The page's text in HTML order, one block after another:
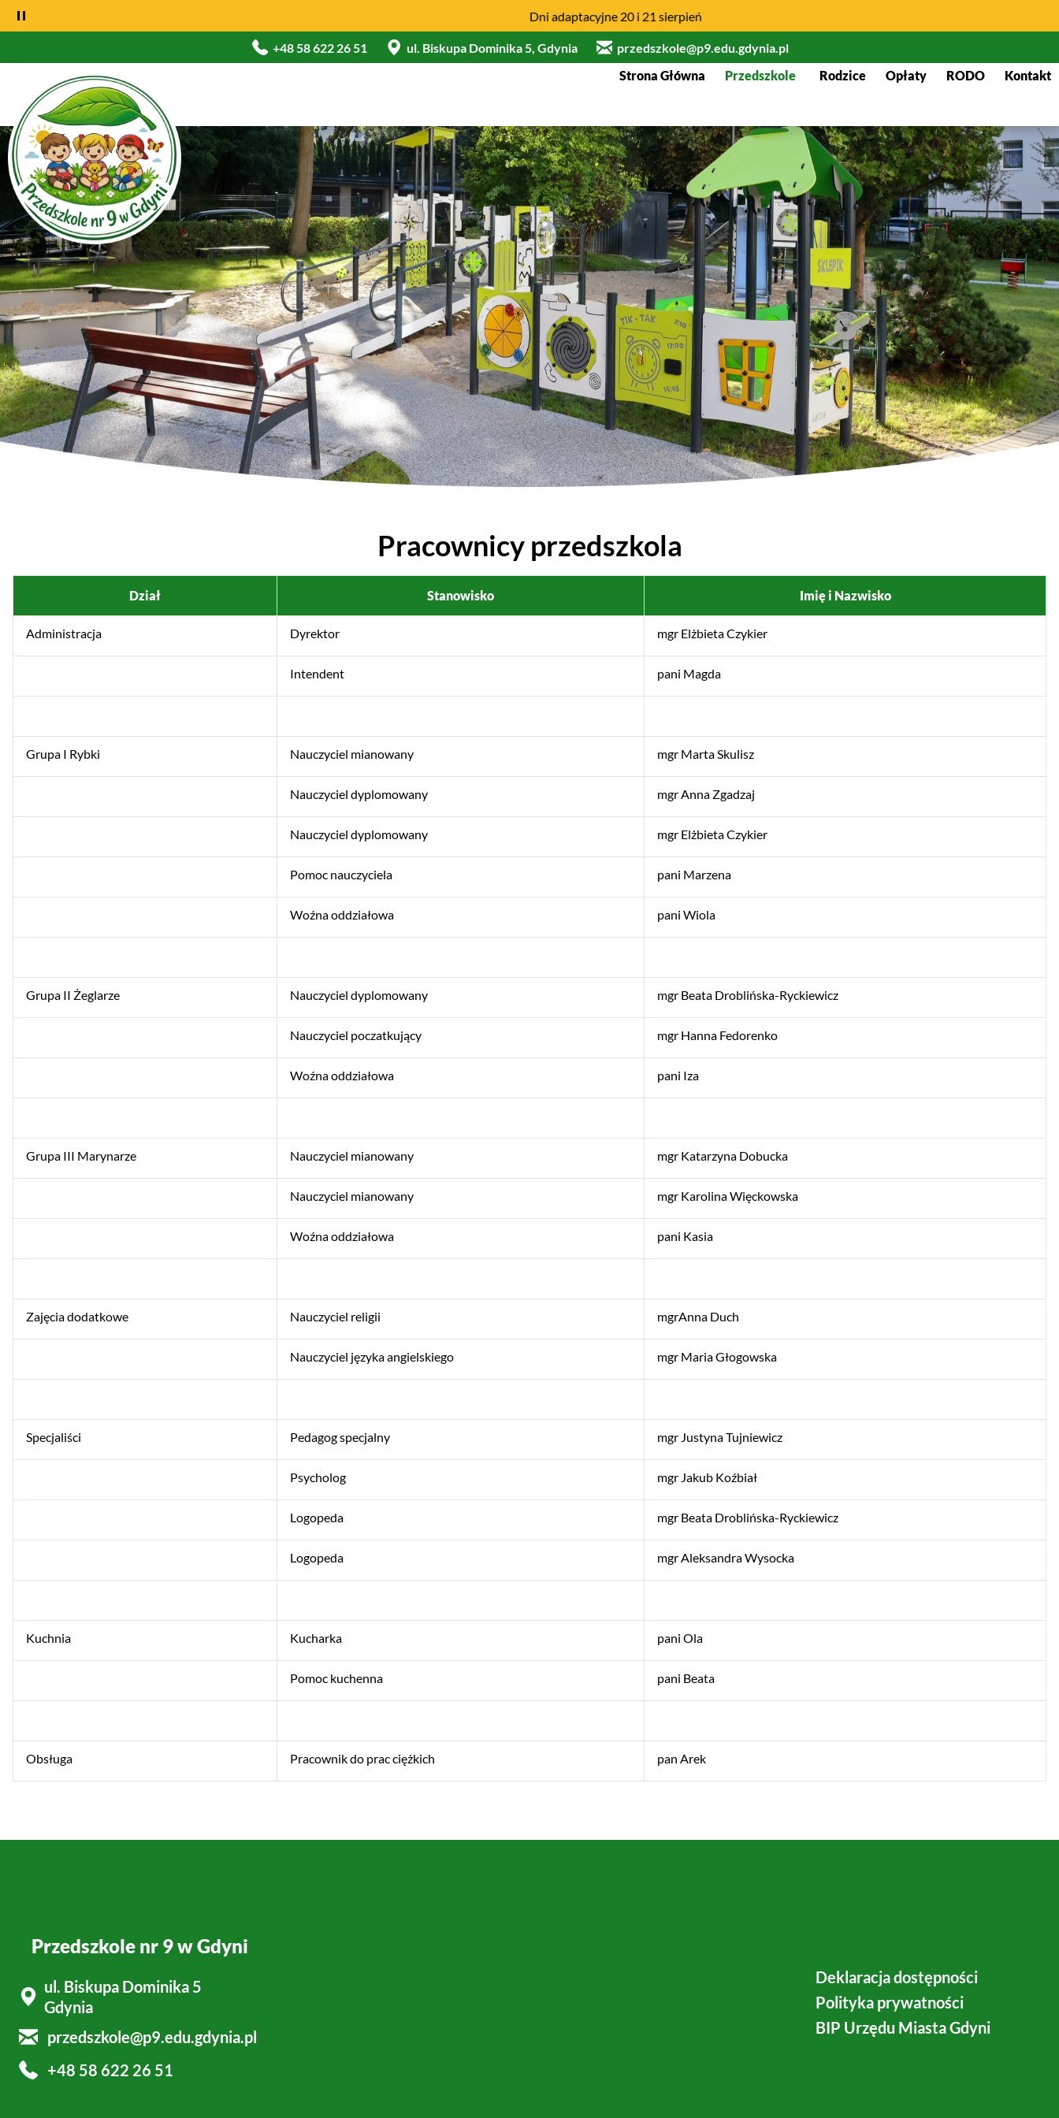
Dni adaptacyjne 20 i 21 sierpień
+48 58 622 26 51 ul. Biskupa Dominika 5, Gdynia
przedszkole@p9.edu.gdynia.pl
Strona Główna
Przedszkole Rodzice Opłaty RODO Kontakt
Pracownicy przedszkola
Dział Stanowisko Imię i Nazwisko
Administracja Dyrektor mgr Elżbieta Czykier
Intendent pani Magda
Grupa I Rybki Nauczyciel mianowany mgr Marta Skulisz
Nauczyciel dyplomowany mgr Anna Zgadzaj
Nauczyciel dyplomowany mgr Elżbieta Czykier
Pomoc nauczyciela pani Marzena
Woźna oddziałowa pani Wiola
Grupa II Żeglarze Nauczyciel dyplomowany mgr Beata Droblińska-Ryckiewicz
Nauczyciel poczatkujący mgr Hanna Fedorenko
Woźna oddziałowa pani Iza
Grupa III Marynarze Nauczyciel mianowany mgr Katarzyna Dobucka
Nauczyciel mianowany mgr Karolina Więckowska
Woźna oddziałowa pani Kasia
Zajęcia dodatkowe Nauczyciel religii mgrAnna Duch
Nauczyciel języka angielskiego mgr Maria Głogowska
Specjaliści Pedagog specjalny mgr Justyna Tujniewicz
Psycholog mgr Jakub Koźbiał
Logopeda mgr Beata Droblińska-Ryckiewicz
Logopeda mgr Aleksandra Wysocka
Kuchnia Kucharka pani Ola
Pomoc kuchenna pani Beata
Obsługa Pracownik do prac ciężkich pan Arek
Przedszkole nr 9 w Gdyni
ul. Biskupa Dominika 5
Gdynia
przedszkole@p9.edu.gdynia.pl
+48 58 622 26 51
Deklaracja dostępności
Polityka prywatności
BIP Urzędu Miasta Gdyni